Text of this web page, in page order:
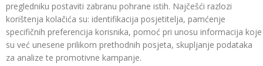
pregledniku postaviti zabranu pohrane istih. Najčešći razlozi
korištenja kolačića su: identifikacija posjetitelja, pamćenje
specifičnih preferencija korisnika, pomoć pri unosu informacija koje
su već unesene prilikom prethodnih posjeta, skupljanje podataka
za analize te promotivne kampanje.